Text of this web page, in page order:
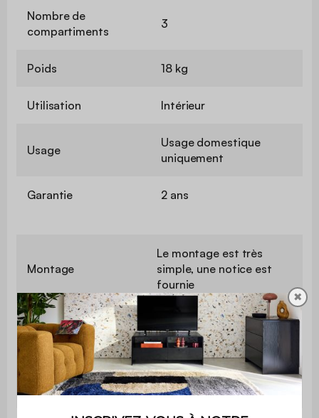
Nombre de
compartiments
3
Poids 18 kg
Utilisation Intérieur
Usage
Usage domestique
uniquement
Garantie 2 ans
Montage
Le montage est très
simple, une notice est
fournie
Longueur du
plateau
100 cm
Poids max.
supporté
25 kg
✖